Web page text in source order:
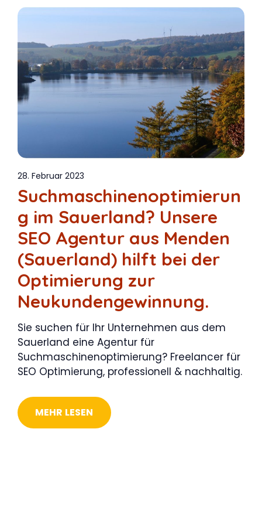
28. Februar 2023
Suchmaschinenoptimierun
g im Sauerland? Unsere
SEO Agentur aus Menden
(Sauerland) hilft bei der
Optimierung zur
Neukundengewinnung.
Sie suchen für Ihr Unternehmen aus dem
Sauerland eine Agentur für
Suchmaschinenoptimierung? Freelancer für
SEO Optimierung, professionell & nachhaltig.
MEHR LESEN